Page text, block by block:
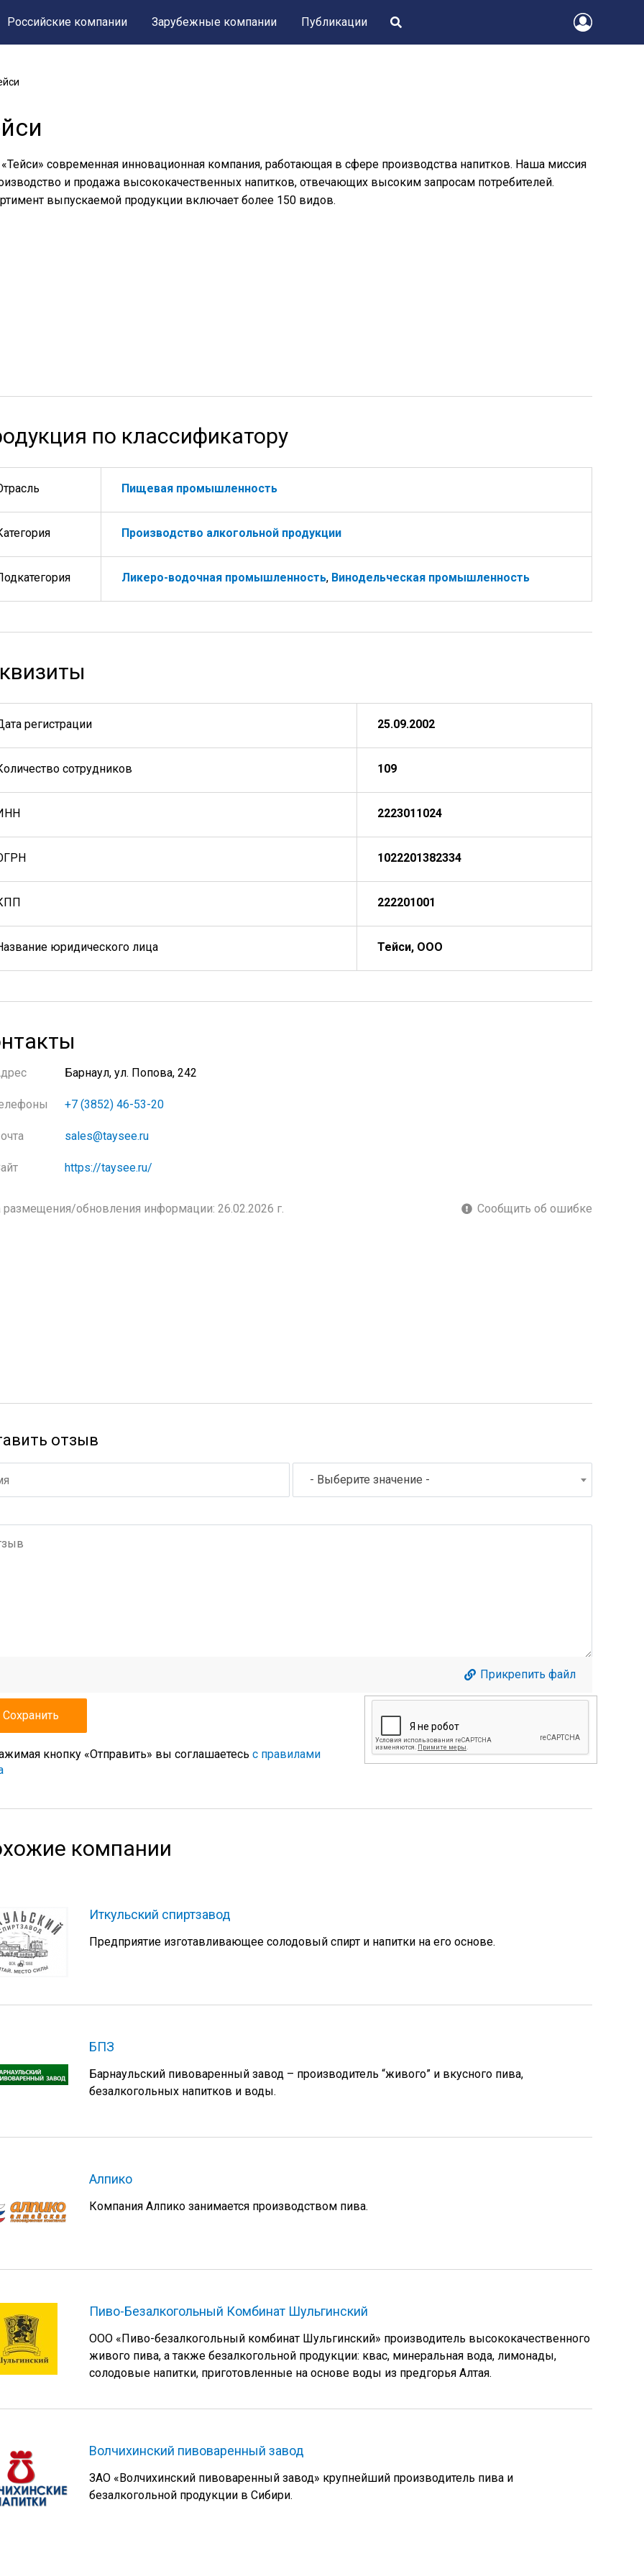
Российские компании Зарубежные компании Публикации
современная инновационная компания, работающая в сфере производства напитков. Наша миссия
и продажа высококачественных напитков, отвечающих высоким запросам потребителей.
выпускаемой продукции включает более 150 видов.
по классификатору
Пищевая промышленность
Производство алкогольной продукции
Ликеро-водочная промышленность, Винодельческая промышленность
регистрации 25.09.2002
сотрудников 109
2223011024
1022201382334
222201001
юридического лица Тейси, ООО
Барнаул, ул. Попова, 242
+7 (3852) 46-53-20
sales@taysee.ru
https://taysee.ru/
размещения/обновления информации: 26.02.2026 г. Сообщить об ошибке
отзыв
- Выберите значение -
Прикрепить файл
кнопку «Отправить» вы соглашаетесь с правилами
компании
Иткульский спиртзавод
Предприятие изготавливающее солодовый спирт и напитки на его основе.
БПЗ
Барнаульский пивоваренный завод – производитель “живого” и вкусного пива,
безалкогольных напитков и воды.
Алпико
Компания Алпико занимается производством пива.
Пиво-Безалкогольный Комбинат Шульгинский
ООО «Пиво-безалкогольный комбинат Шульгинский» производитель высококачественного
живого пива, а также безалкогольной продукции: квас, минеральная вода, лимонады,
солодовые напитки, приготовленные на основе воды из предгорья Алтая.
Волчихинский пивоваренный завод
ЗАО «Волчихинский пивоваренный завод» крупнейший производитель пива и
безалкогольной продукции в Сибири.